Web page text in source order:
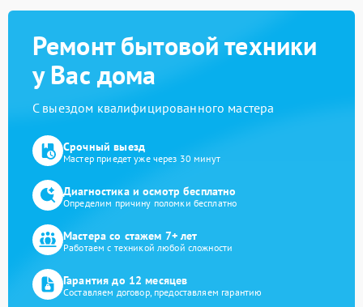
Ремонт бытовой техники
у Вас дома
С выездом квалифицированного мастера
Срочный выезд
Мастер приедет уже через 30 минут
Диагностика и осмотр бесплатно
Определим причину поломки бесплатно
Мастера со стажем 7+ лет
Работаем с техникой любой сложности
Гарантия до 12 месяцев
Составляем договор, предоставляем гарантию